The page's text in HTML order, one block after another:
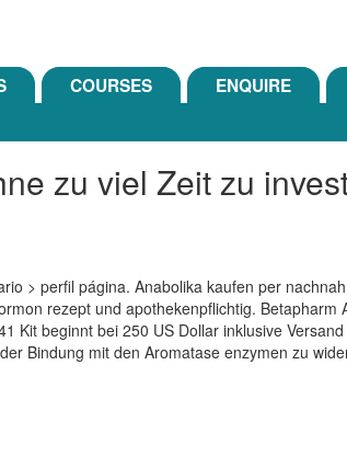
COURSES ENQUIRE
zu viel Zeit zu
> perfil página. Anabolika kaufen per
rezept und apothekenpflichtig. Betapharm
Kit beginnt bei 250 US Dollar inklusive
Bindung mit den Aromatase enzymen zu